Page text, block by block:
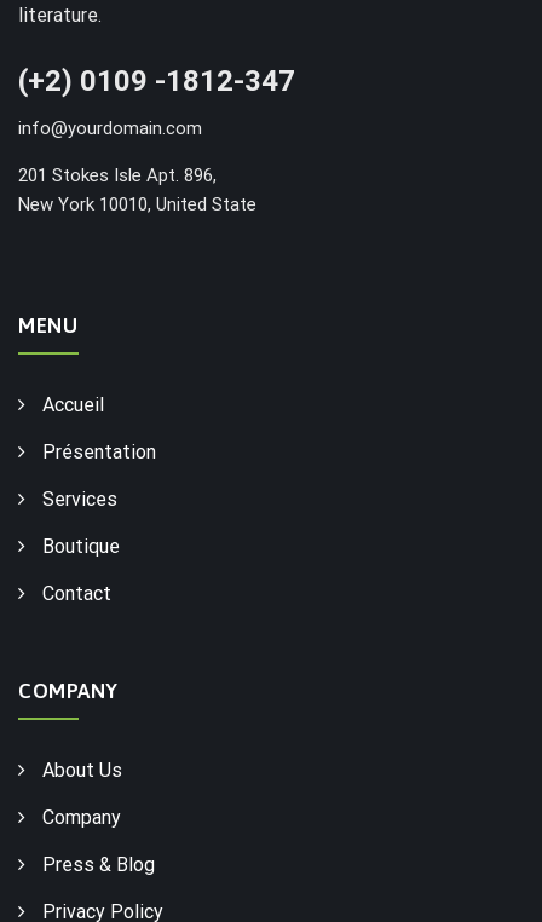
literature.
(+2) 0109 -1812-347
info@yourdomain.com
201 Stokes Isle Apt. 896,
New York 10010, United State
MENU
Accueil
Présentation
Services
Boutique
Contact
COMPANY
About Us
Company
Press & Blog
Privacy Policy